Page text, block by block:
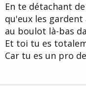
En te détachant
qu'eux les
au boulot là-bas
Et toi tu es
Car tu es un pro